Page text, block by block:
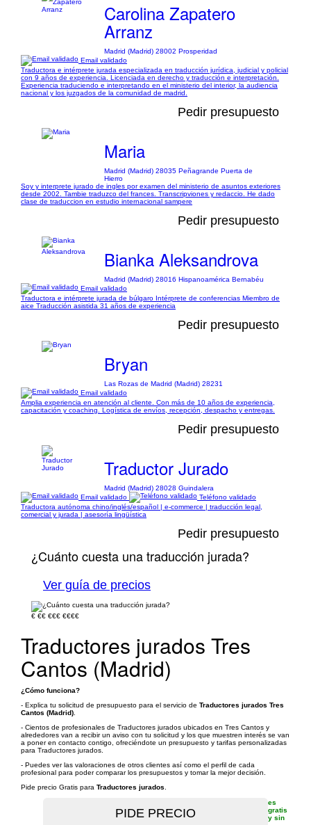
Carolina Zapatero
Arranz
Madrid (Madrid) 28002 Prosperidad
Email validado
Traductora e intérprete jurada especializada en traducción jurídica, judicial y policial
con 9 años de experiencia. Licenciada en derecho y traducción e interpretación.
Experiencia traduciendo e interpretando en el ministerio del interior, la audiencia
nacional y los juzgados de la comunidad de madrid.
Pedir presupuesto
Maria
Madrid (Madrid) 28035 Peñagrande Puerta de
Hierro
Soy y interprete jurado de ingles por examen del ministerio de asuntos exteriores
desde 2002. Tambie traduzco del frances. Transcripviones y redaccio. He dado
clase de traduccion en estudio internacional sampere
Pedir presupuesto
Bianka Aleksandrova
Madrid (Madrid) 28016 Hispanoamérica Bernabéu
Email validado
Traductora e intérprete jurada de búlgaro Intérprete de conferencias Miembro de
aice Traducción asistida 31 años de experiencia
Pedir presupuesto
Bryan
Las Rozas de Madrid (Madrid) 28231
Email validado
Amplia experiencia en atención al cliente. Con más de 10 años de experiencia,
capacitación y coaching. Logística de envíos, recepción, despacho y entregas.
Pedir presupuesto
Traductor Jurado
Madrid (Madrid) 28028 Guindalera
Email validado
Teléfono validado
Traductora autónoma chino/inglés/español | e-commerce | traducción legal,
comercial y jurada | asesoría lingüística
Pedir presupuesto
¿Cuánto cuesta una traducción jurada?
Ver guía de precios
€ €€ €€€ €€€€
Traductores jurados Tres
Cantos (Madrid)
¿Cómo funciona?
- Explica tu solicitud de presupuesto para el servicio de Traductores jurados Tres
Cantos (Madrid)
- Cientos de profesionales de Traductores jurados ubicados en Tres Cantos y
alrededores van a recibir un aviso con tu solicitud y los que muestren interés se van
a poner en contacto contigo, ofreciéndote un presupuesto y tarifas personalizadas
para Traductores jurados.
- Puedes ver las valoraciones de otros clientes así como el perfil de cada
profesional para poder comparar los presupuestos y tomar la mejor decisión.
Pide precio Gratis para Traductores jurados
es
gratis
y sin